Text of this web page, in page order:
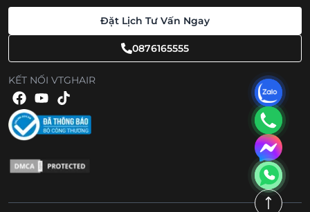
Đặt Lịch Tư Vấn Ngay
0876165555
KẾT NỐI VTGHAIR